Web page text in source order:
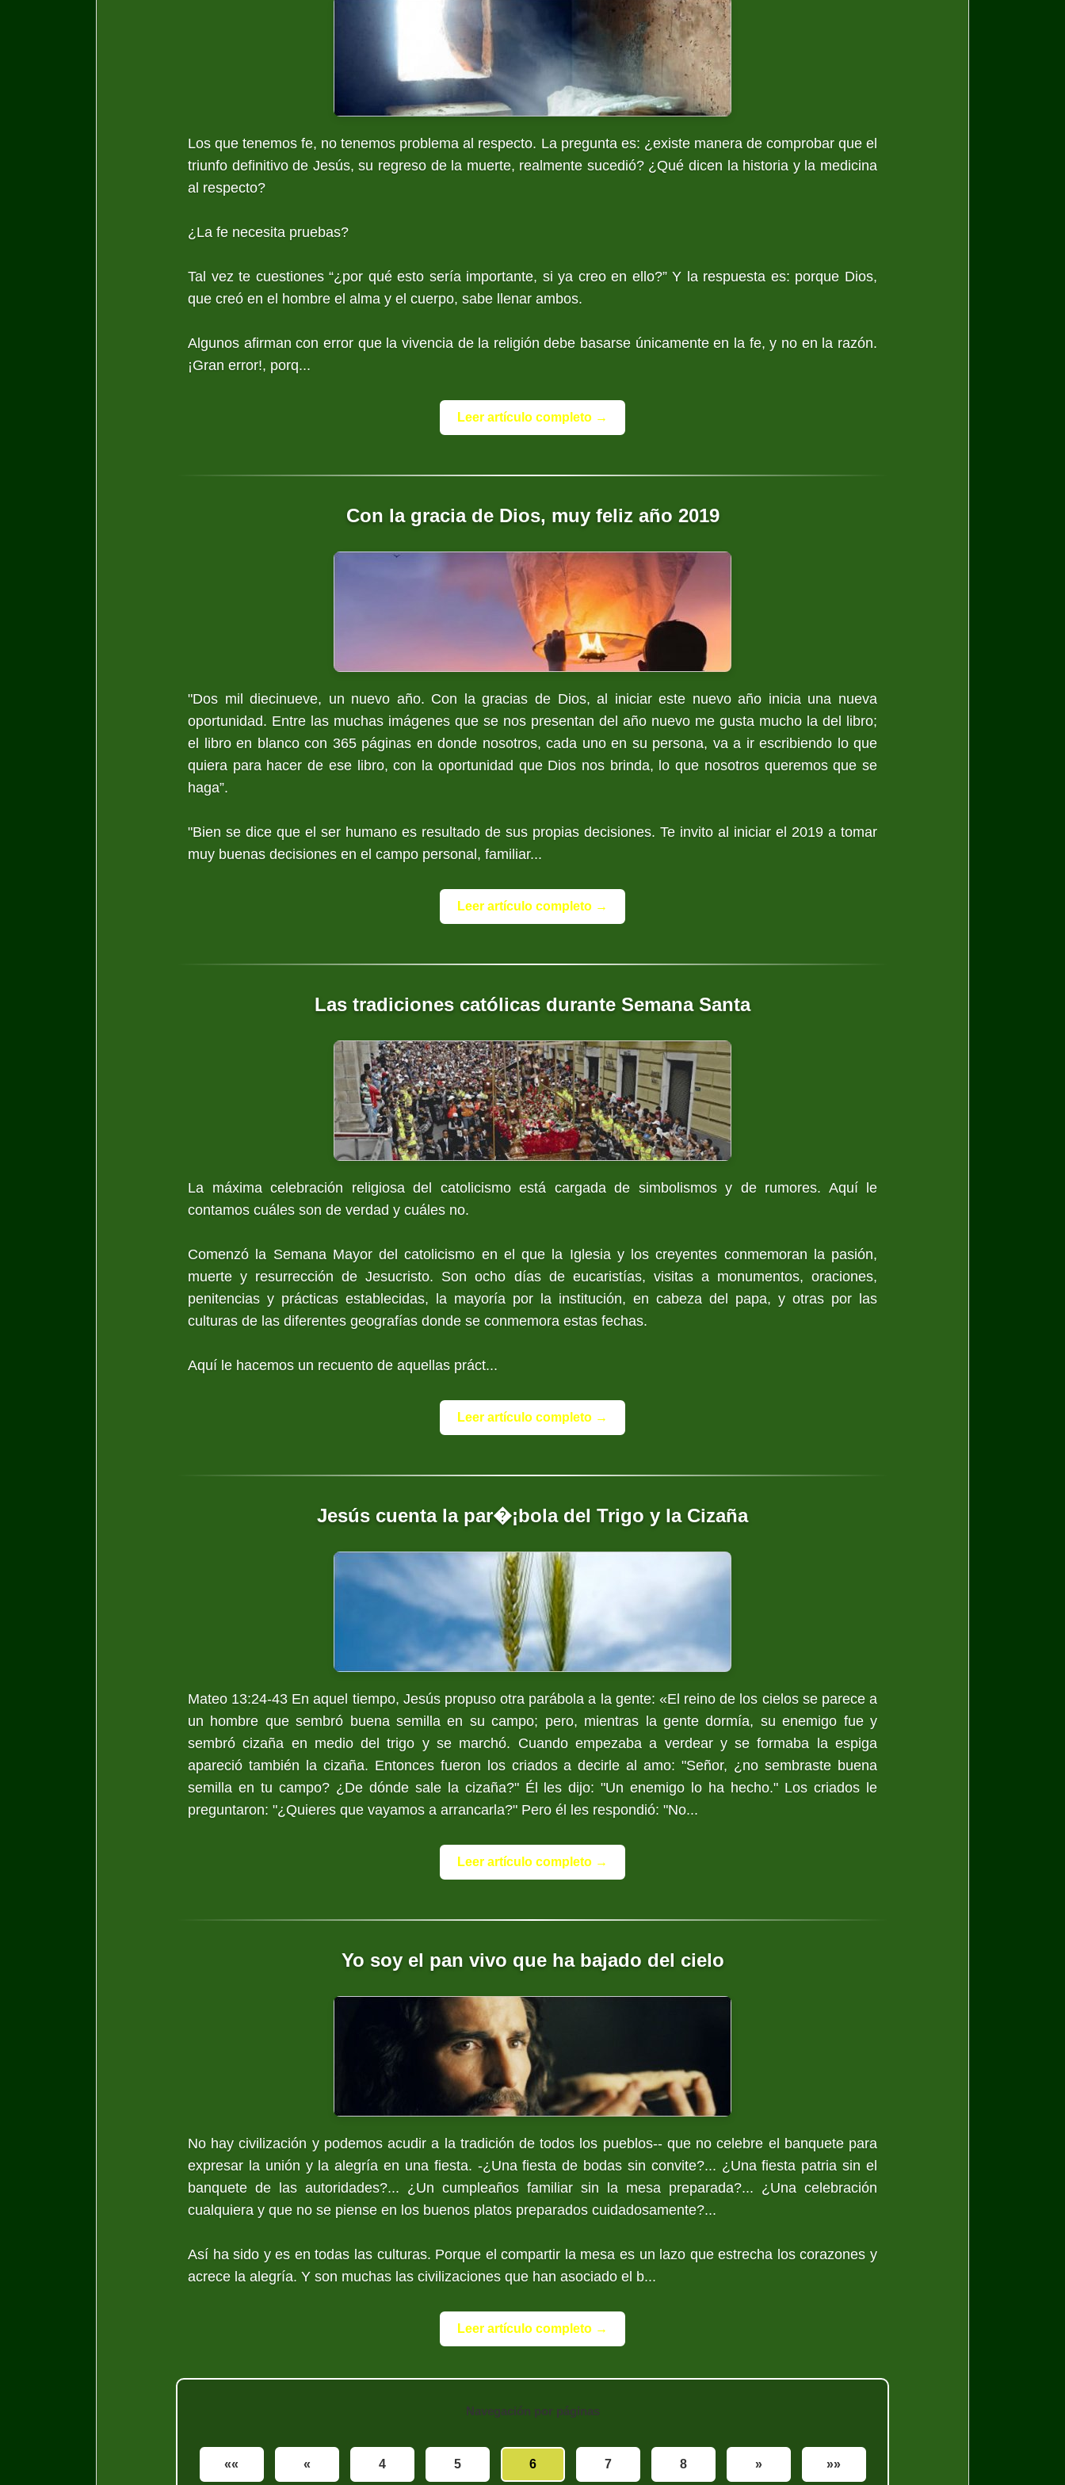
Los que tenemos fe, no tenemos problema al respecto. La pregunta es: ¿existe manera de comprobar que el
triunfo definitivo de Jesús, su regreso de la muerte, realmente sucedió? ¿Qué dicen la historia y la medicina
al respecto?
¿La fe necesita pruebas?
Tal vez te cuestiones “¿por qué esto sería importante, si ya creo en ello?” Y la respuesta es: porque Dios,
que creó en el hombre el alma y el cuerpo, sabe llenar ambos.
Algunos afirman con error que la vivencia de la religión debe basarse únicamente en la fe, y no en la razón.
¡Gran error!, porq...
Leer artículo completo →
Con la gracia de Dios, muy feliz año 2019
"Dos mil diecinueve, un nuevo año. Con la gracias de Dios, al iniciar este nuevo año inicia una nueva
oportunidad. Entre las muchas imágenes que se nos presentan del año nuevo me gusta mucho la del libro;
el libro en blanco con 365 páginas en donde nosotros, cada uno en su persona, va a ir escribiendo lo que
quiera para hacer de ese libro, con la oportunidad que Dios nos brinda, lo que nosotros queremos que se
haga”.
"Bien se dice que el ser humano es resultado de sus propias decisiones. Te invito al iniciar el 2019 a tomar
muy buenas decisiones en el campo personal, familiar...
Leer artículo completo →
Las tradiciones católicas durante Semana Santa
La máxima celebración religiosa del catolicismo está cargada de simbolismos y de rumores. Aquí le
contamos cuáles son de verdad y cuáles no.
Comenzó la Semana Mayor del catolicismo en el que la Iglesia y los creyentes conmemoran la pasión,
muerte y resurrección de Jesucristo. Son ocho días de eucaristías, visitas a monumentos, oraciones,
penitencias y prácticas establecidas, la mayoría por la institución, en cabeza del papa, y otras por las
culturas de las diferentes geografías donde se conmemora estas fechas.
Aquí le hacemos un recuento de aquellas práct...
Leer artículo completo →
Jesús cuenta la par�¡bola del Trigo y la Cizaña
Mateo 13:24-43 En aquel tiempo, Jesús propuso otra parábola a la gente: «El reino de los cielos se parece a
un hombre que sembró buena semilla en su campo; pero, mientras la gente dormía, su enemigo fue y
sembró cizaña en medio del trigo y se marchó. Cuando empezaba a verdear y se formaba la espiga
apareció también la cizaña. Entonces fueron los criados a decirle al amo: "Señor, ¿no sembraste buena
semilla en tu campo? ¿De dónde sale la cizaña?" Él les dijo: "Un enemigo lo ha hecho." Los criados le
preguntaron: "¿Quieres que vayamos a arrancarla?" Pero él les respondió: "No...
Leer artículo completo →
Yo soy el pan vivo que ha bajado del cielo
No hay civilización y podemos acudir a la tradición de todos los pueblos-- que no celebre el banquete para
expresar la unión y la alegría en una fiesta. -¿Una fiesta de bodas sin convite?... ¿Una fiesta patria sin el
banquete de las autoridades?... ¿Un cumpleaños familiar sin la mesa preparada?... ¿Una celebración
cualquiera y que no se piense en los buenos platos preparados cuidadosamente?...
Así ha sido y es en todas las culturas. Porque el compartir la mesa es un lazo que estrecha los corazones y
acrece la alegría. Y son muchas las civilizaciones que han asociado el b...
Leer artículo completo →
Navegación por páginas
«« « 4 5 6 7 8 » »»